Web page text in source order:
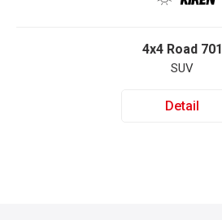
4x4 Road 701
SUV
Detail